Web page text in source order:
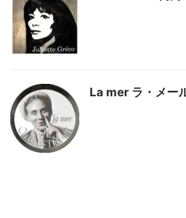
La mer ラ・メー